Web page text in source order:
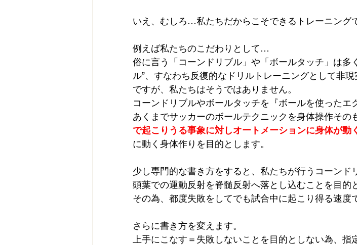
いえ、むしろ…私たちだからこそできるトレーニング
例えば私たちのこだわりとして…
俗に言う「コーンドリブル」や「ボールタッチ」は多
ル”、すなわち反復的なドリルトレーニングとして非
ですが、私たちはそうではありません。
コーンドリブルやボールタッチを『ボールを使ったエ
あくまでサッカーのボールテクニックを身体操作その
で起こりうる事象に対しオートメーションに身体が動
に動く身体作りを目的とします。
少し専門的な書き方をすると、私たちが行うコーンド
頭葉での運動反射を脊髄反射へ落とし込むことを目的
その為、都度失敗をしてでも試合中に起こり得る速度
さらに書き方を変えます。
上手にこなす＝失敗しないことを目的としない為、